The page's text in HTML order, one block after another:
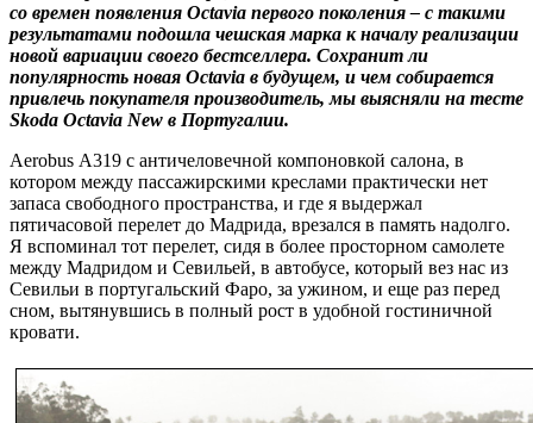
со времен появления Octavia первого поколения – с такими
результатами подошла чешская марка к началу реализации
новой вариации своего бестселлера. Сохранит ли
популярность новая Octavia в будущем, и чем собирается
привлечь покупателя производитель, мы выясняли на тесте
Skoda Octavia New в Португалии.
Aerobus А319 с античеловечной компоновкой салона, в
котором между пассажирскими креслами практически нет
запаса свободного пространства, и где я выдержал
пятичасовой перелет до Мадрида, врезался в память надолго.
Я вспоминал тот перелет, сидя в более просторном самолете
между Мадридом и Севильей, в автобусе, который вез нас из
Севильи в португальский Фаро, за ужином, и еще раз перед
сном, вытянувшись в полный рост в удобной гостиничной
кровати.